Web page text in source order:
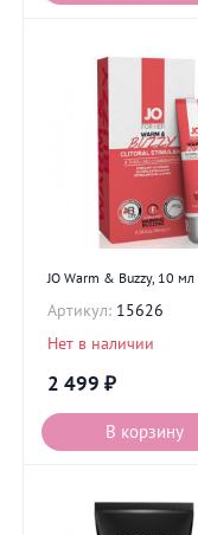
JO Warm & Buzzy, 10 мл
Артикул: 15626
Нет в наличии
2 499 ₽
В корзину